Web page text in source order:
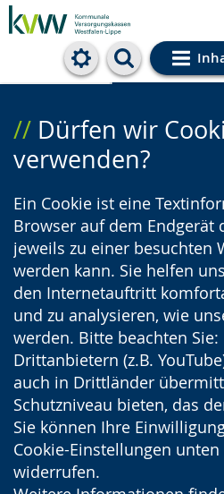
Cookie-
Dürfen wir
verwenden?
Ein Cookie ist eine
Browser auf dem Endgerät
jeweils zu einer besuchten
werden kann. Sie helfen
den Internetauftritt
und zu analysieren, wie
werden. Bitte beachten Sie:
Drittanbietern (z.B.
auch in Drittländer
Schutzniveau bieten, das
Sie können Ihre
Cookie-Einstellungen
widerrufen.